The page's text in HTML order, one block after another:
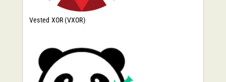
Vested XOR (VXOR)